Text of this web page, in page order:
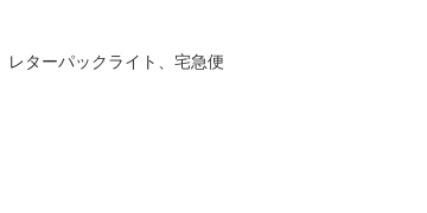
レターパックライト、宅急便